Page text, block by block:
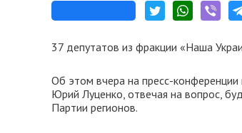
37 депутатов из фракции «Наша
Об этом вчера на пресс-
Юрий Луценко, отвечая на вопрос,
Партии регионов.